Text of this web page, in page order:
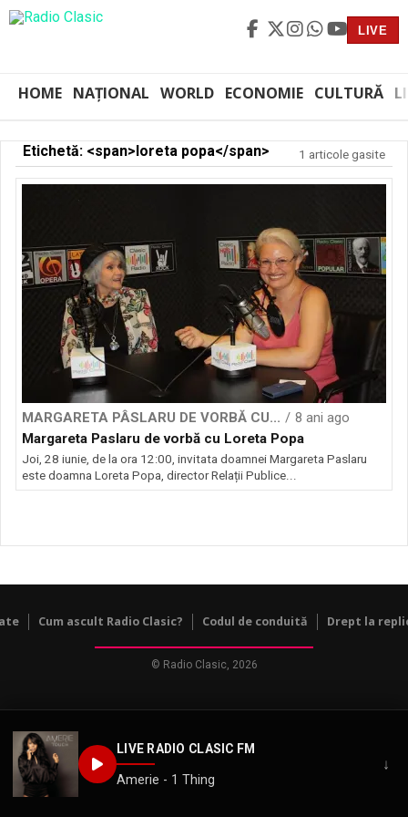
LIVE
HOME NAȚIONAL WORLD ECONOMIE CULTURĂ
LIVE RADIO CLASIC FM
Amerie - 1 Thing
↓
Etichetă: <span>loreta popa</span> 1 articole gasite
MARGARETA PÂSLARU DE VORBĂ CU...
8 ani ago
Margareta Paslaru de vorbă cu Loreta Popa
Joi, 28 iunie, de la ora 12:00, invitata doamnei Margareta Paslaru
este doamna Loreta Popa, director Relații Publice...
Cum ascult Radio Clasic? Codul de conduită Drept la
© Radio Clasic, 2026